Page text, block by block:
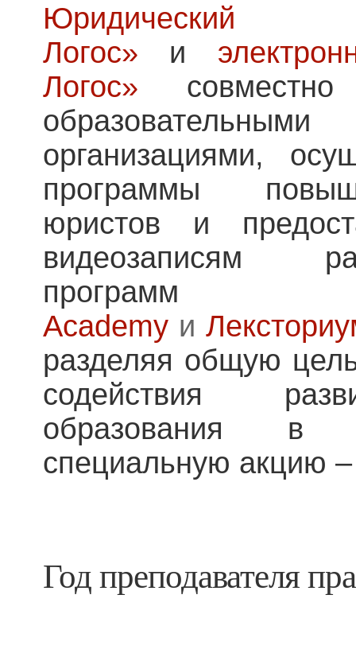
Логос» и
Логос»
образовательными
организациями,
программы
юристов и
видеозаписям
Academy и
разделяя общую
содействия
образования в
специальную акцию
Год преподавателя